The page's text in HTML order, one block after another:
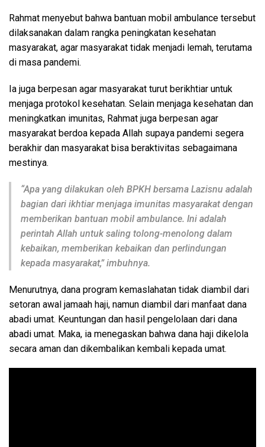
Rahmat menyebut bahwa bantuan mobil ambulance tersebut
dilaksanakan dalam rangka peningkatan kesehatan
masyarakat, agar masyarakat tidak menjadi lemah, terutama
di masa pandemi.
Ia juga berpesan agar masyarakat turut berikhtiar untuk
menjaga protokol kesehatan. Selain menjaga kesehatan dan
meningkatkan imunitas, Rahmat juga berpesan agar
masyarakat berdoa kepada Allah supaya pandemi segera
berakhir dan masyarakat bisa beraktivitas sebagaimana
mestinya.
“Apa yang dilakukan oleh BPKH bersama Lazisnu adalah
bagian dari ikhtiar menjaga imunitas masyarakat dengan
memberikan bantuan mobil ambulance. Ini adalah
perintah Allah untuk saling tolong-menolong dalam
kebaikan, memberikan kebaikan dan perlindungan
kepada masyarakat,” imbuhnya.
Menurutnya, dana program kemaslahatan tidak diambil dari
setoran awal jamaah haji, namun diambil dari manfaat dana
abadi umat. Keuntungan dan hasil pengelolaan dari dana
abadi umat. Maka, ia menegaskan bahwa dana haji dikelola
secara aman dan dikembalikan kembali kepada umat.